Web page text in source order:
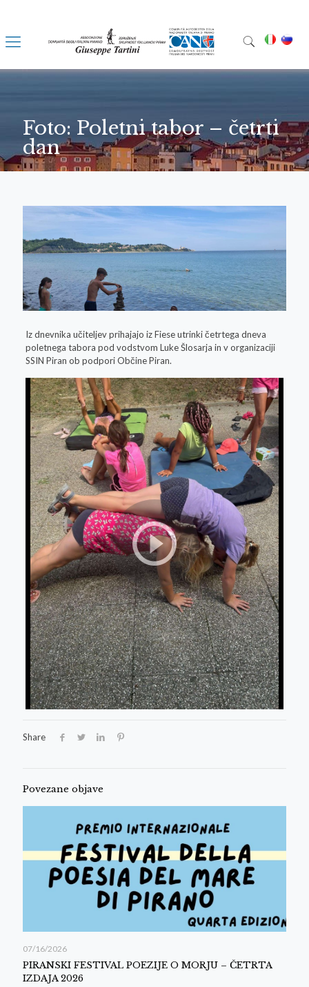
Foto: Poletni tabor – četrti
dan
Iz dnevnika učiteljev prihajajo iz Fiese utrinki četrtega dneva
poletnega tabora pod vodstvom Luke Šlosarja in v organizaciji
SSIN Piran ob podpori Občine Piran.
Share
Povezane objave
07/16/2026
PIRANSKI FESTIVAL POEZIJE O MORJU – ČETRTA
IZDAJA 2026